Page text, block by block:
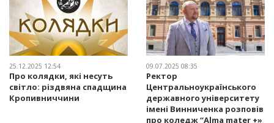
25.12.2025 12:54
Про колядки, які несуть
світло: різдвяна спадщина
Кропивниччини
09.07.2025 08:35
Ректор
Центральноукраїнського
державного університету
імені Винниченка розповів
про коледж “Alma mater +»